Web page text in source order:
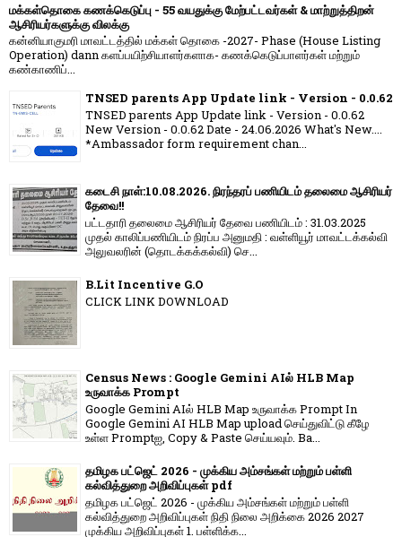
மக்கள்தொகை கணக்கெடுப்பு - 55 வயதுக்கு மேற்பட்டவர்கள் & மாற்றுத்திறன்
ஆசிரியர்களுக்கு விலக்கு
கன்னியாகுமரி மாவட்டத்தில் மக்கள் தொகை -2027- Phase (House Listing
Operation) dann களப்பயிற்சியாளர்களாக- கணக்கெடுப்பாளர்கள் மற்றும்
கண்காணிப்...
TNSED parents App Update link - Version - 0.0.62
TNSED parents App Update link - Version - 0.0.62
New Version - 0.0.62 Date - 24.06.2026 What's New....
*Ambassador form requirement chan...
கடைசி நாள்:10.08.2026. நிரந்தரப் பணியிடம் தலைமை ஆசிரியர்
தேவை!!
பட்டதாரி தலைமை ஆசிரியர் தேவை பணியிடம் : 31.03.2025
முதல் காலிப்பணியிடம் நிரப்ப அனுமதி : வள்ளியூர் மாவட்டக்கல்வி
அலுவலரின் (தொடக்கக்கல்வி) செ...
B.Lit Incentive G.O
CLICK LINK DOWNLOAD
Census News : Google Gemini AIல் HLB Map
உருவாக்க Prompt
Google Gemini AIல் HLB Map உருவாக்க Prompt In
Google Gemini AI HLB Map upload செய்துவிட்டு கீழே
உள்ள Promptஐ, Copy & Paste செய்யவும். Ba...
தமிழக பட்ஜெட் 2026 - முக்கிய அம்சங்கள் மற்றும் பள்ளி
கல்வித்துறை அறிவிப்புகள் pdf
தமிழக பட்ஜெட் 2026 - முக்கிய அம்சங்கள் மற்றும் பள்ளி
கல்வித்துறை அறிவிப்புகள் நிதி நிலை அறிக்கை 2026 2027
முக்கிய அறிவிப்புகள் 1. பள்ளிக்க...